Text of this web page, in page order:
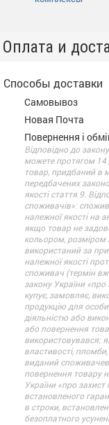
Оплата и
Способы доставки
Самовывоз
Новая Почта
Повернення і
Відповідно до
можете протягом 14
товар, придбаний в
передбачених
якості стаття 9.
споживачів»:
належної якості на
якщо товар не
кольором,
використаний за
належної якості
споживач (термін
закону України
купує, замовляє,
продукцію для
діяльністю або
або повернення
використовувався;
властивості,
виданий
повернення товару
України «про
встановленого
в строки,
безоплатного